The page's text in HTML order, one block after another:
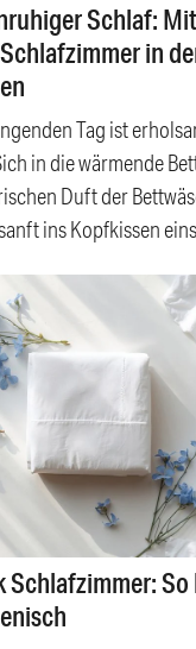
Schlaf:
in
Tag ist
in die wärmende
Duft der
ins Kopfkissen
sich von den
für den nächsten Tag
kann das eine
bis hin zu ernsthaften
Etwa dann, wenn
schnarcht, sich
zu reden anfängt,
gesamten Traum wie
derartige
Mitteln
lang in getrennten
Schlafzimmer: